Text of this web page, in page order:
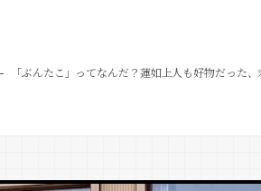
「ぶんたこ」ってなんだ？蓮如上人も好物だった